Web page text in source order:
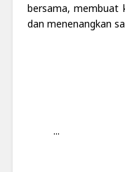
bersama, membuat
dan menenangkan
...